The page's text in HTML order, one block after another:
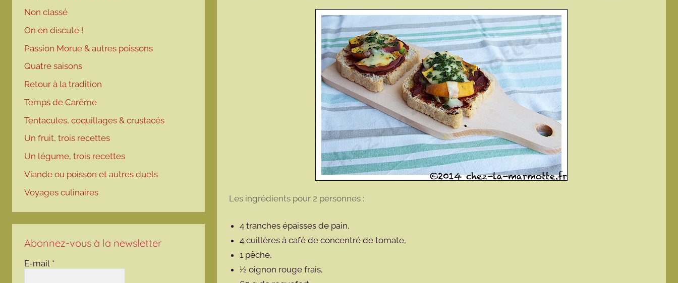
Les ingrédients pour 2 personnes :
4 tranches épaisses de pain,
4 cuillères à café de concentré de tomate,
1 pêche,
½ oignon rouge frais,
Non classé
On en discute !
Passion Morue & autres poissons
Quatre saisons
Retour à la tradition
Temps de Carême
Tentacules, coquillages & crustacés
Un fruit, trois recettes
Un légume, trois recettes
Viande ou poisson et autres duels
Voyages culinaires
Abonnez-vous à la newsletter
E-mail *